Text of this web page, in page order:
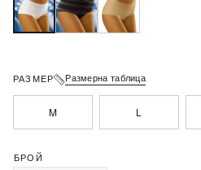
РАЗМЕР Размерна таблица
M L